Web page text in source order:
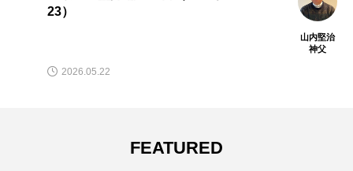
23）
山内堅治
神父
2026.05.22
FEATURED